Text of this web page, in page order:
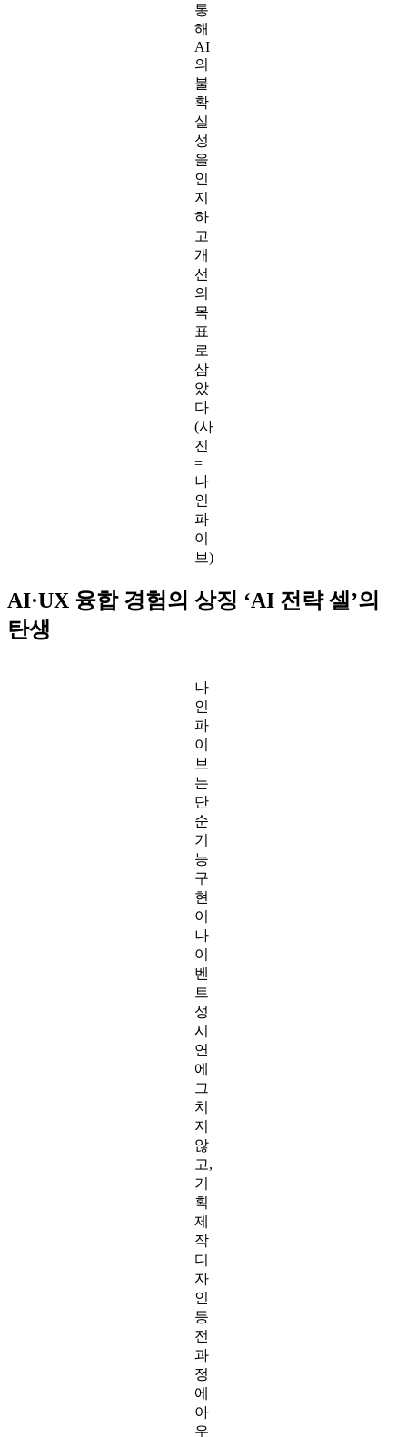
통
해
AI
의
불
확
실
성
을
인
지
하
고
개
선
의
목
표
로
삼
았
다
(사
진
=
나
인
파
이
브)
AI·UX 융합 경험의 상징 ‘AI 전략 셀’의
탄생
나
인
파
이
브
는
단
순
기
능
구
현
이
나
이
벤
트
성
시
연
에
그
치
지
않
고,
기
획
제
작
디
자
인
등
전
과
정
에
아
우